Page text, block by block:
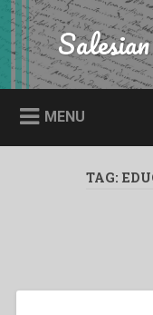
Skip
to
content
Search
MENU
TAG: